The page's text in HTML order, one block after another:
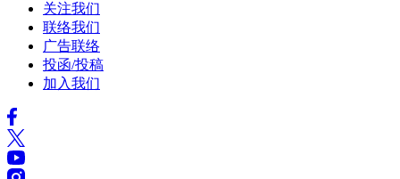
关注我们
联络我们
广告联络
投函/投稿
加入我们